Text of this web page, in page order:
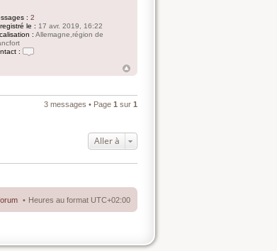
: 2
le : 17 avr. 2019, 16:22
: Allemagne,région de
:
n
a
h
2
4
3 messages • Page 1 sur 1
Aller à
Heures au format UTC+02:00